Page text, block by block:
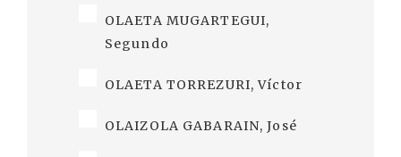
OLAETA MUGARTEGUI,
Segundo
OLAETA TORREZURI, Víctor
OLAIZOLA GABARAIN, José